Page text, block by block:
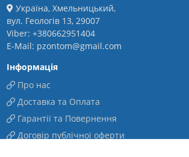
Україна, Хмельницький,
вул. Геологів 13, 29007
Viber: +380662951404
E-Mail: pzontom@gmail.com
Інформація
Про нас
Доставка та Оплата
Гарантії та Повернення
Договір публічної оферти